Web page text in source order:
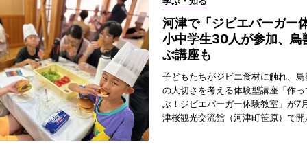
河津で「ジビエバーガ
小中学生30人が参加、鳥
ぶ講座も
子どもたちがジビエ食材に触れ、
の大切さを考える体験型講座「作
ぶ！ジビエバーガー体験教室」が7
津桜観光交流館（河津町笹原）で